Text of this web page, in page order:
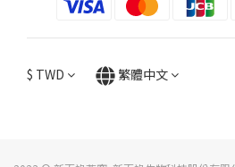
$ TWD 繁體中文